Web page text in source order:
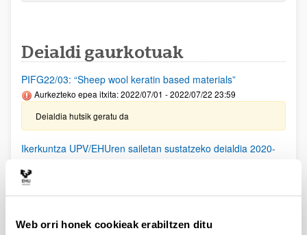
Web orri honek cookieak erabiltzen ditu
Deialdi gaurkotuak
PIFG22/03: “Sheep wool keratin based materials”
Aurkezteko epea itxita: 2022/07/01 - 2022/07/22 23:59
Deialdia hutsik geratu da
Ikerkuntza UPV/EHUren sailetan sustatzeko deialdia 2020-
Funtsak esleitzeko behin-betiko ebazpena, 2022ko uztailaren
luzatuko da.